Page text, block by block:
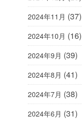
2024年11月 (37)
2024年10月 (16)
2024年9月 (39)
2024年8月 (41)
2024年7月 (38)
2024年6月 (31)